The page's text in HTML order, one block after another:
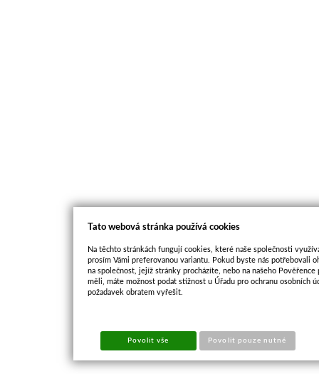
Tato webová stránka používá cookies
Na těchto stránkách fungují cookies, které naše společnosti
prosím Vámi preferovanou variantu. Pokud byste nás potřebovali
na společnost, jejíž stránky procházíte, nebo na našeho
měli, máte možnost podat stížnost u Úřadu pro ochranu osobních
požadavek obratem vyřešit.
Povolit vše Povolit pouze nutné